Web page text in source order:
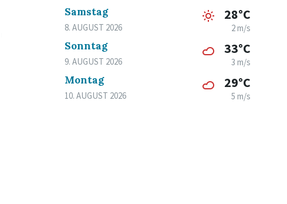
Samstag
8. AUGUST 2026
28°C
2 m/s
Sonntag
9. AUGUST 2026
33°C
3 m/s
Montag
10. AUGUST 2026
29°C
5 m/s